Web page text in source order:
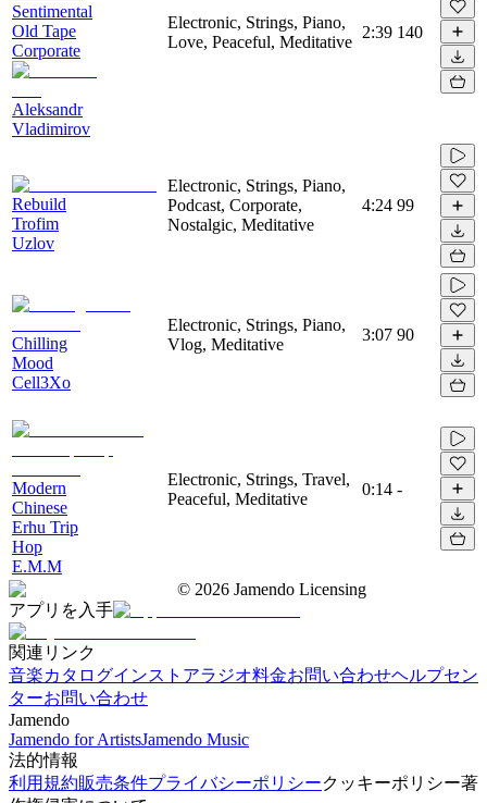
Sentimental
Old Tape
Corporate
Aleksandr
Vladimirov
Electronic, Strings, Piano,
Love, Peaceful, Meditative
2:39 140
Rebuild
Trofim
Uzlov
Electronic, Strings, Piano,
Podcast, Corporate,
Nostalgic, Meditative
4:24 99
Chilling
Mood
Cell3Xo
Electronic, Strings, Piano,
Vlog, Meditative
3:07 90
Modern
Chinese
Erhu Trip
Hop
E.M.M
Electronic, Strings, Travel,
Peaceful, Meditative
0:14 -
© 2026 Jamendo Licensing
アプリを入手
関連リンク
音楽カタログインストアラジオ料金お問い合わせヘルプセン
ターお問い合わせ
Jamendo
Jamendo for ArtistsJamendo Music
法的情報
利用規約販売条件プライバシーポリシークッキーポリシー著